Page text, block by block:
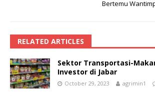
Bertemu
RELATED ARTICLES
Sektor Transportasi-
Investor di Jabar
October 29, 2023 agrimin1